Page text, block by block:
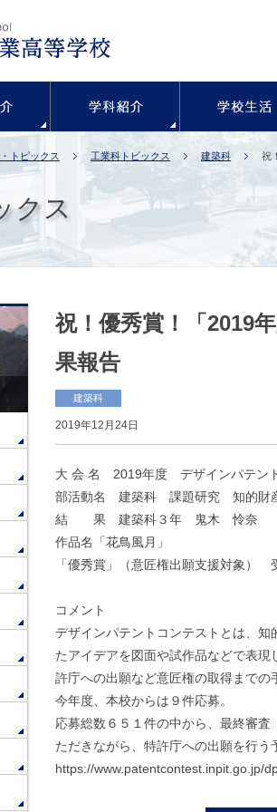
トピックス 工業科トピックス 建築科 祝
クス
祝！優秀賞！「2019
果報告
建築科
2019年12月24日
大 会 名 2019年度 デザインパテン
部活動名 建築科 課題研究 知的財
結 果 建築科３年 鬼木 怜奈
作品名「花鳥風月」
「優秀賞」（意匠権出願支援対象）
コメント
デザインパテントコンテストとは、
たアイデアを図面や試作品などで表
許庁への出願など意匠権の取得までの
今年度、本校からは９件応募。
応募総数６５１件の中から、最終審
ただきながら、特許庁への出願を行う
https://www.patentcontest.inpit.go.jp/